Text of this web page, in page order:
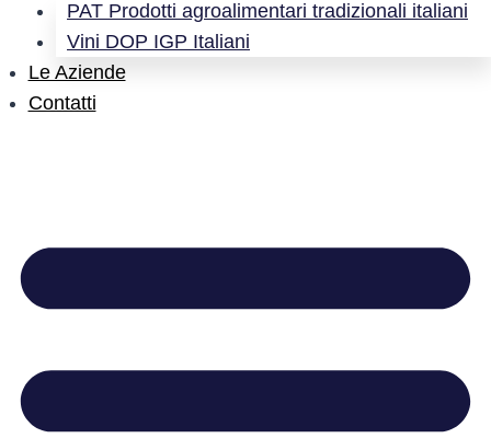
PAT Prodotti agroalimentari tradizionali italiani
Vini DOP IGP Italiani
Le Aziende
Contatti